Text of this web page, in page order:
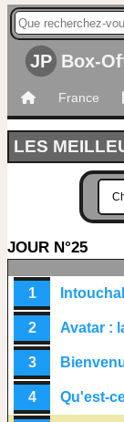
JP Box-
France
LES
JOUR N°25
1
2 Avatar :
3
4 Qu'est-